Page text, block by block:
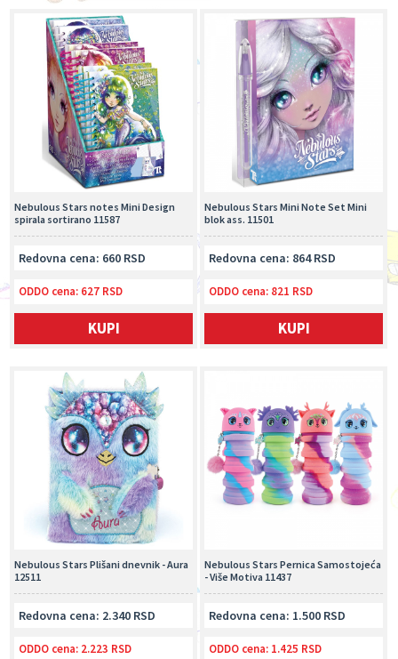
Nebulous Stars Mini Note Set Mini
blok ass. 11501
Redovna cena: 864 RSD
ODDO cena: 821 RSD
KUPI
Nebulous Stars notes Mini Design
spirala sortirano 11587
Redovna cena: 660 RSD
ODDO cena: 627 RSD
KUPI
Nebulous Stars Pernica Samostojeća
- Više Motiva 11437
Redovna cena: 1.500 RSD
ODDO cena: 1.425 RSD
Nebulous Stars Plišani dnevnik - Aura
12511
Redovna cena: 2.340 RSD
ODDO cena: 2.223 RSD